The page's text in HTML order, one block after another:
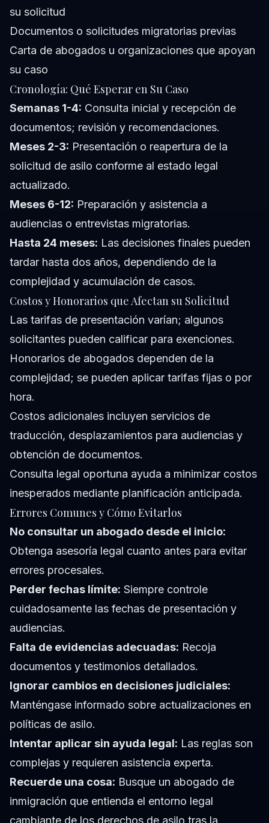
su solicitud
Documentos o solicitudes migratorias previas
Carta de abogados u organizaciones que apoyan
su caso
Cronología: Qué Esperar en Su Caso
Semanas 1-4: Consulta inicial y recepción de
documentos; revisión y recomendaciones.
Meses 2-3: Presentación o reapertura de la
solicitud de asilo conforme al estado legal
actualizado.
Meses 6-12: Preparación y asistencia a
audiencias o entrevistas migratorias.
Hasta 24 meses: Las decisiones finales pueden
tardar hasta dos años, dependiendo de la
complejidad y acumulación de casos.
Costos y Honorarios que Afectan su Solicitud
Las tarifas de presentación varían; algunos
solicitantes pueden calificar para exenciones.
Honorarios de abogados dependen de la
complejidad; se pueden aplicar tarifas fijas o por
hora.
Costos adicionales incluyen servicios de
traducción, desplazamientos para audiencias y
obtención de documentos.
Consulta legal oportuna ayuda a minimizar costos
inesperados mediante planificación anticipada.
Errores Comunes y Cómo Evitarlos
No consultar un abogado desde el inicio:
Obtenga asesoría legal cuanto antes para evitar
errores procesales.
Perder fechas límite: Siempre controle
cuidadosamente las fechas de presentación y
audiencias.
Falta de evidencias adecuadas: Recoja
documentos y testimonios detallados.
Ignorar cambios en decisiones judiciales:
Manténgase informado sobre actualizaciones en
políticas de asilo.
Intentar aplicar sin ayuda legal: Las reglas son
complejas y requieren asistencia experta.
Recuerde una cosa: Busque un abogado de
inmigración que entienda el entorno legal